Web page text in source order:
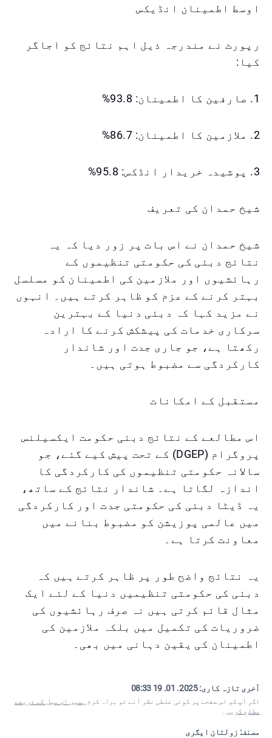
اوسط اطمینان انڈیکس
رپورٹ نے مندرجہ ذیل اہم نتائج کو اجاگر
کیا:
1. صارفین کا اطمینان: 93.8%
2. ملازمین کا اطمینان: 86.7%
3. پوشیدہ خریدار انڈکس: 95.8%
شیخ حمدان کی تعریف
شیخ حمدان نے اس بات پر زور دیا کہ یہ
نتائج دبئی کی حکومتی تنظیموں کے
رہائشیوں اور ملازمین کی اطمینان کو مسلسل
بہتر کرنے کے عزم کو ظاہر کرتے ہیں۔ انہوں
نے مزید کہا کہ دبئی دنیا کے بہترین
سرکاری خدمات کی پیشکش کرنے کا ارادہ
رکھتا ہے، جو جاری جدت اور شاندار
کارکردگی سے مضبوط ہوتی ہیں۔
مستقبل کے امکانات
اس مطالعے کے نتائج دبئی حکومت ایکسیلنس
پروگرام (DGEP) کے تحت پیش کیے گئے، جو
سالانہ حکومتی تنظیموں کی کارکردگی کا
اندازہ لگاتا ہے۔ شاندار نتائج کے ساتھ،
یہ ڈیٹا دبئی کی حکومتی جدت اور کارکردگی
میں عالمی پوزیشن کو مضبوط بنانے میں
معاونت کرتا ہے۔
یہ نتائج واضح طور پر ظاہر کرتے ہیں کہ
دبئی کی حکومتی تنظیمیں دنیا کے لئے ایک
مثال قائم کرتی ہیں نہ صرف رہائشیوں کی
ضروریات کی تکمیل میں بلکہ ملازمین کی
اطمینان کی یقین دہانی میں بھی۔
آخری تازہ کاری:2025. 01. 19 08:33
اگر آپ کو اس صفحے پر کوئی غلطی نظر آئے تو براہ کرم ہمیں ای میل کے ذریعے
مطلع کریں ۔
مصنف: زولتان ایگری